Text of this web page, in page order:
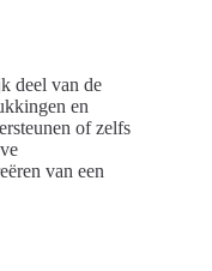
deel van de
en
of zelfs
van een